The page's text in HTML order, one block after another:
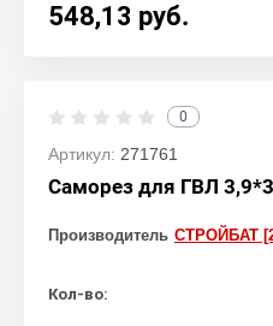
548,13 руб.
0
Артикул: 271761
Саморез для ГВЛ
Производитель СТРОЙБАТ
Кол-во: